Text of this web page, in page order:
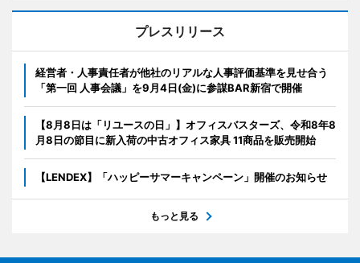
プレスリリース
経営者・人事責任者が他社のリアルな人事評価基準を見せ合う
「第一回 人事会議」を9月4日(金)に参謀BAR新宿で開催
【8月8日は「リユースの日」】オフィスバスターズ、令和8年8
月8日の節目に新入荷の中古オフィス家具 11商品を販売開始
【LENDEX】「ハッピーサマーキャンペーン」開催のお知らせ
もっと見る